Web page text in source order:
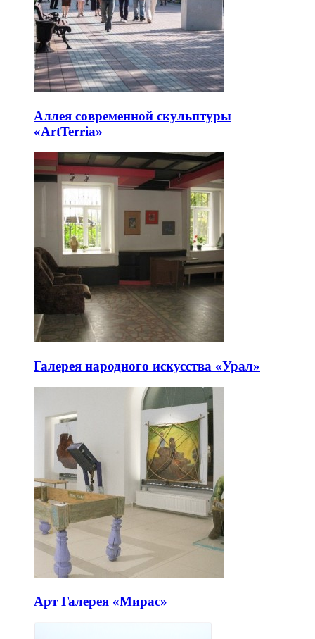
Аллея современной скульптуры
«ArtTerria»
Галерея народного искусства «Урал»
Арт Галерея «Мирас»